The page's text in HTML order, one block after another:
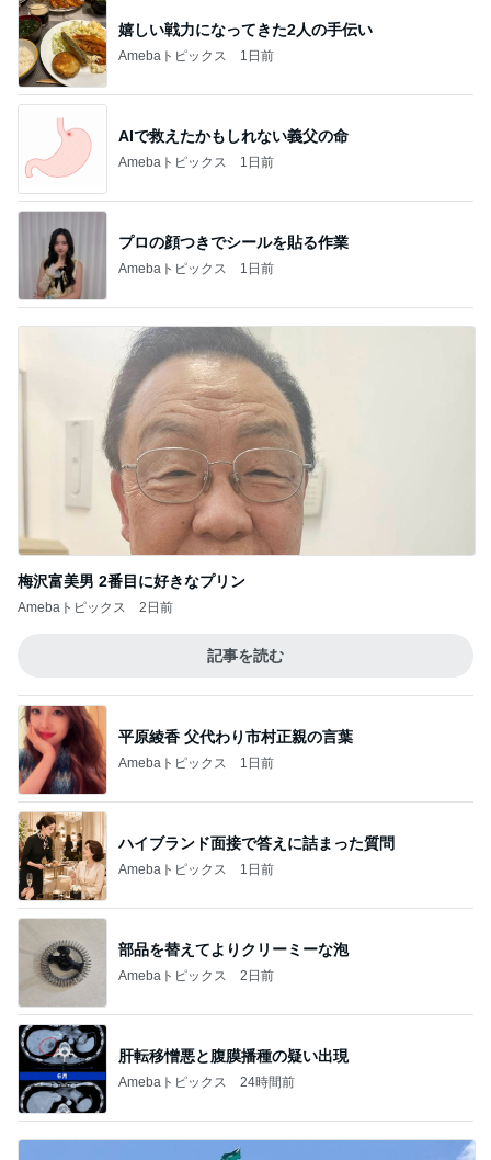
嬉しい戦力になってきた2人の手伝い
Amebaトピックス 1日前
AIで救えたかもしれない義父の命
Amebaトピックス 1日前
プロの顔つきでシールを貼る作業
Amebaトピックス 1日前
梅沢富美男 2番目に好きなプリン
Amebaトピックス 2日前
記事を読む
平原綾香 父代わり市村正親の言葉
Amebaトピックス 1日前
ハイブランド面接で答えに詰まった質問
Amebaトピックス 1日前
部品を替えてよりクリーミーな泡
Amebaトピックス 2日前
肝転移憎悪と腹膜播種の疑い出現
Amebaトピックス 24時間前